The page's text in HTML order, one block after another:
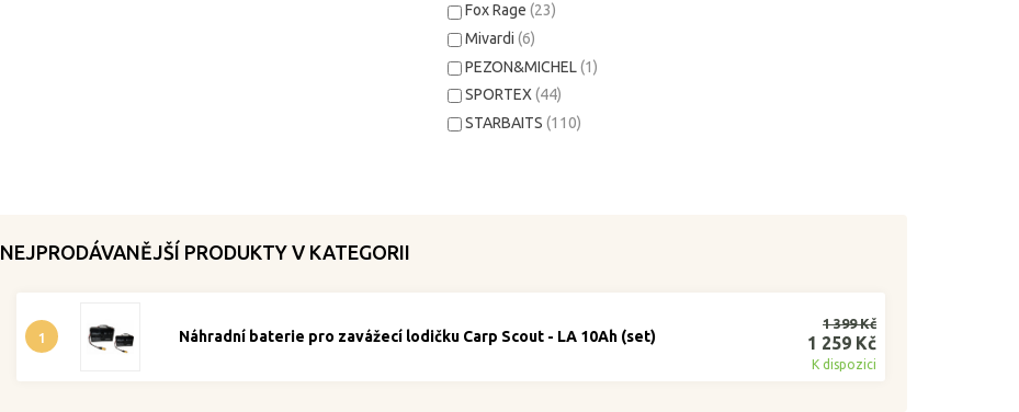
Fox Rage(23)
Mivardi(6)
PEZON&MICHEL(1)
SPORTEX(44)
STARBAITS(110)
NEJPRODÁVANĚJŠÍ PRODUKTY V KATEGORII
1 Náhradní baterie pro zavážecí lodičku Carp Scout - LA 10Ah (set)
1 399 Kč
1 259 Kč
K dispozici